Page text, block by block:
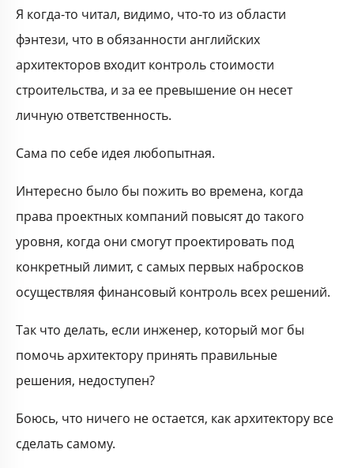
Я когда-то читал, видимо, что-то из области
фэнтези, что в обязанности английских
архитекторов входит контроль стоимости
строительства, и за ее превышение он несет
личную ответственность.
Сама по себе идея любопытная.
Интересно было бы пожить во времена, когда
права проектных компаний повысят до такого
уровня, когда они смогут проектировать под
конкретный лимит, с самых первых набросков
осуществляя финансовый контроль всех решений.
Так что делать, если инженер, который мог бы
помочь архитектору принять правильные
решения, недоступен?
Боюсь, что ничего не остается, как архитектору все
сделать самому.